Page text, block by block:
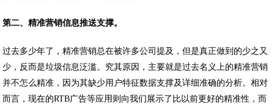
第二、精准营销信息推送支撑。
过去多少年了，精准营销总在被许多公司提及，但是真正做到的少之又
少，反而是垃圾信息泛滥。究其原因，主要就是过去名义上的精准营销
并不怎么精准，因为其缺少用户特征数据支撑及详细准确的分析。相对
而言，现在的RTB广告等应用则向我们展示了比以前更好的精准性，而